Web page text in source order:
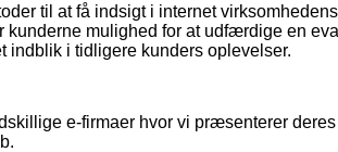
til at få indsigt i internet virksomhedens
mulighed for at udfærdige en
indblik i tidligere kunders oplevelser.
e-firmaer hvor vi præsenterer